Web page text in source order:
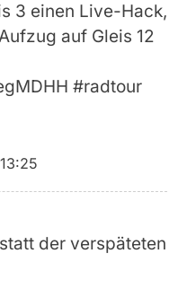
3 einen Live-Hack,
auf Gleis 12
#radtour
der verspäteten